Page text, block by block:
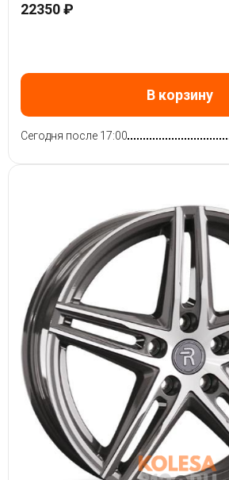
22350 ₽
В корзину
Сегодня после 17:00